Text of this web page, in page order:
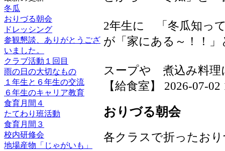
冬瓜
おりづる朝会
ドレッシング
参観懇談、ありがとうござ
いました。
クラブ活動１回目
雨の日の大切なもの
１年生と６年生の交流
６年生のキャリア教育
食育月間４
たてわり班活動
食育月間３
校内研修会
地場産物「じゃがいも」
2年生に 「冬瓜知っ
が「家にある～！！
スープや 煮込み料
【給食室】 2026-07-
おりづる朝会
各クラスで折ったお